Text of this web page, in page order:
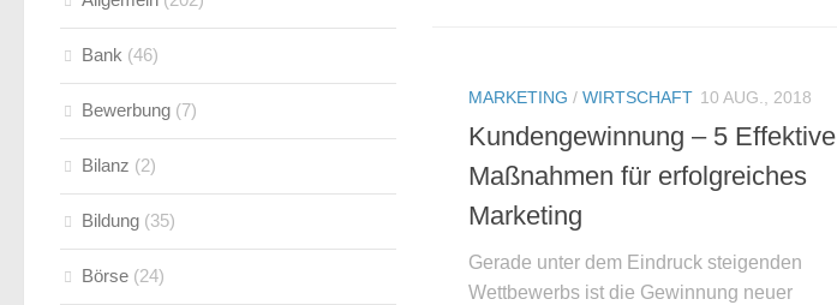
MARKETING / WIRTSCHAFT 10 AUG., 2018
Kundengewinnung – 5 Effektive
Maßnahmen für erfolgreiches
Marketing
Gerade unter dem Eindruck steigenden
Wettbewerbs ist die Gewinnung neuer
Bank (46)
Bewerbung (7)
Bilanz (2)
Bildung (35)
Börse (24)